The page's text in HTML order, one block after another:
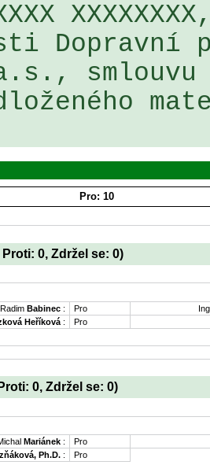
Dopravní
Pro: 10
0, Zdržel se: 0)
Babinec : Pro
Heříková : Pro
0, Zdržel se: 0)
Mariánek :
Pro
Ph.D. : Pro